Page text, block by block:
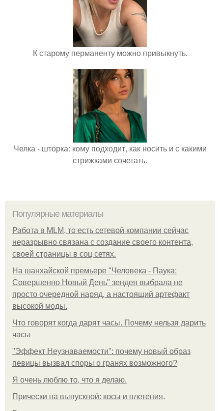
К старому перманенту можно привыкнуть.
Челка - шторка: кому подходит, как носить и с какими
стрижками сочетать.
Популярные материалы
Работа в MLM, то есть сетевой компании сейчас
неразрывно связана с создание своего контента,
своей страницы в соц сетях.
На шанхайской премьере "Человека - Паука:
Совершенно Новый День" зендея выбрала не
просто очередной наряд, а настоящий артефакт
высокой моды.
Что говорят когда дарят часы. Почему нельзя дарить
часы
"Эффект Неузнаваемости": почему новый образ
певицы вызвал споры о гранях возможного?
Я очень люблю то, что я делаю.
Прически на выпускной: косы и плетения.